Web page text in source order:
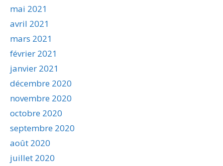
mai 2021
avril 2021
mars 2021
février 2021
janvier 2021
décembre 2020
novembre 2020
octobre 2020
septembre 2020
août 2020
juillet 2020